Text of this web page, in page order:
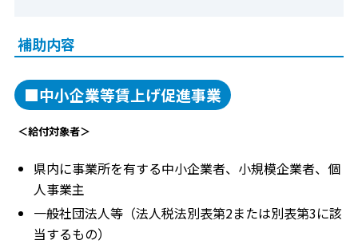
補助内容
■中小企業等賃上げ促進事業
＜給付対象者＞
県内に事業所を有する中小企業者、小規模企業者、個
人事業主
一般社団法人等（法人税法別表第2または別表第3に該
当するもの）